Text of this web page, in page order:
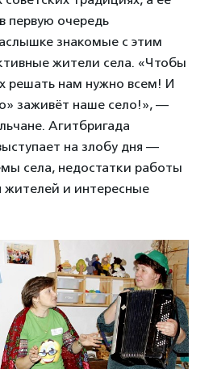
первую очередь
знакомые с этим
жители села. «Чтобы
решать нам нужно всем! И
заживёт наше село!», —
Агитбригада
на злобу дня —
села, недостатки работы
жителей и интересные